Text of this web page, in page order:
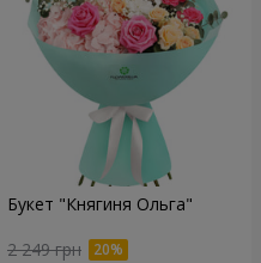
Букет "Княгиня Ольга"
2 249 грн